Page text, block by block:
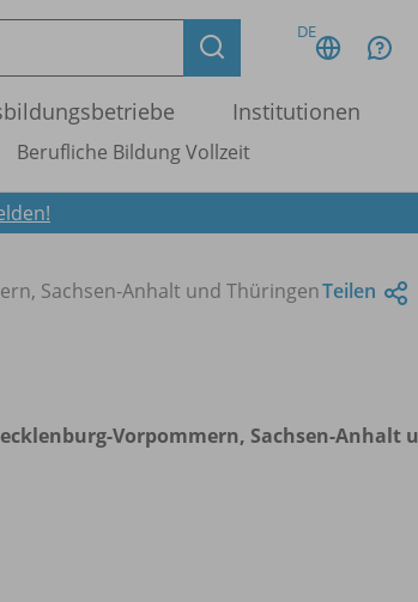
DE
Institutionen
Berufliche Bildung Vollzeit
Sachsen-Anhalt und ThüringenTeilen
Vorpommern, Sachsen-Anhalt